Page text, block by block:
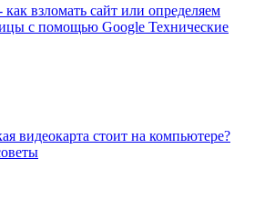
как взломать сайт или определяем
с помощью Google Технические
видеокарта стоит на компьютере?